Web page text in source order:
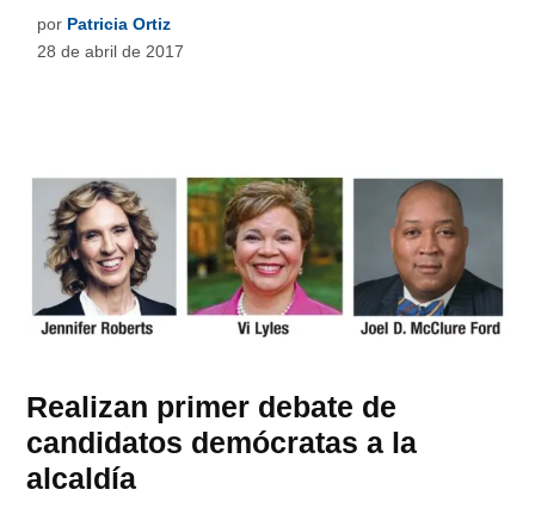
por Patricia Ortiz
28 de abril de 2017
Realizan primer debate de
candidatos demócratas a la
alcaldía